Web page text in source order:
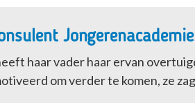
haar vader haar ervan
om verder te komen, ze